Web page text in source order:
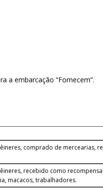
a embarcação “Fornecem”.
comprado de mercearias,
recebido como
macacos, trabalhadores.